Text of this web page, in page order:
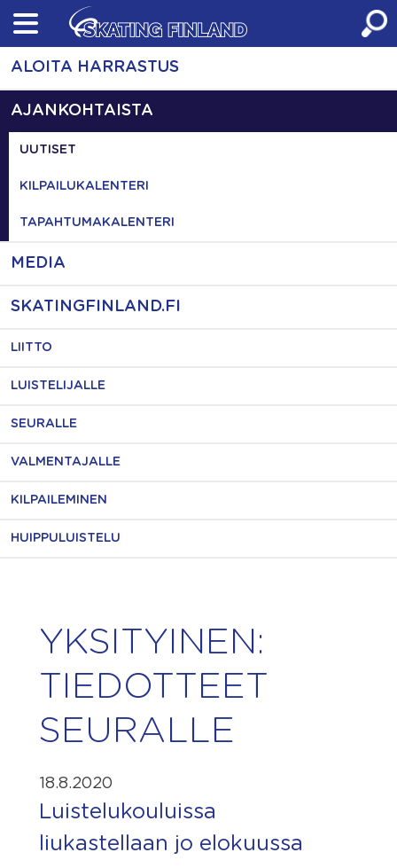
Skip
content
ALOITA HARRASTUS
AJANKOHTAISTA
UUTISET
KILPAILUKALENTERI
TAPAHTUMAKALENTERI
MEDIA
SKATINGFINLAND.FI
LIITTO
LUISTELIJALLE
SEURALLE
VALMENTAJALLE
KILPAILEMINEN
HUIPPULUISTELU
YKSITYINEN:
TIEDOTTEET
SEURALLE
18.8.2020
Luistelukouluissa
liukastellaan jo elokuussa